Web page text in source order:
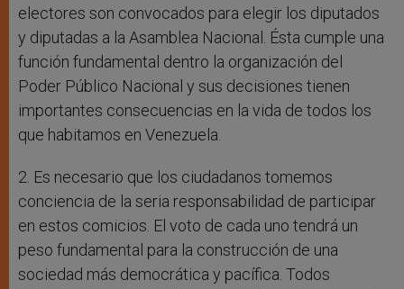
electores son convocados para elegir los diputados
y diputadas a la Asamblea Nacional. Ésta cumple una
función fundamental dentro la organización del
Poder Público Nacional y sus decisiones tienen
importantes consecuencias en la vida de todos los
que habitamos en Venezuela.
2. Es necesario que los ciudadanos tomemos
conciencia de la seria responsabilidad de participar
en estos comicios. El voto de cada uno tendrá un
peso fundamental para la construcción de una
sociedad más democrática y pacífica. Todos